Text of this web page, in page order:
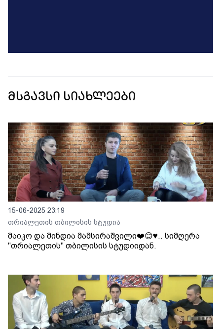
მსგავსი სიახლეები
15-06-2025 23:19
თრიალეთის თბილისის სტუდია
მაიკო და მინდია მამსირაშვილი❤️😊♥️.. სიმღერა
"თრიალეთის" თბილისის სტუდიიდან.